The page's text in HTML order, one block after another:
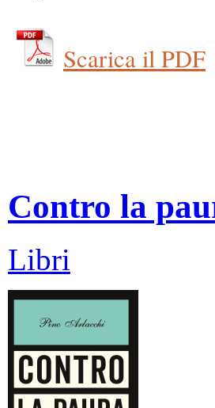
Scarica il PDF
Contro la
Libri